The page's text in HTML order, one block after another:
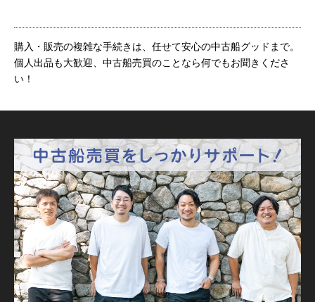
購入・販売の複雑な手続きは、任せて安心の中古船グッドまで。
個人出品も大歓迎、中古船売買のことなら何でもお聞きくださ
い！